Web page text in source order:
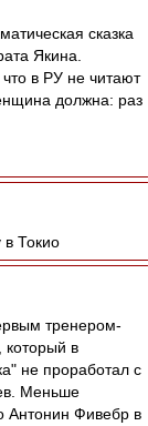
сказка
Якина.
в РУ не читают
должна: раз
в Токио
тренером-
который в
не проработал с
Меньше
Антонин Фивебр в